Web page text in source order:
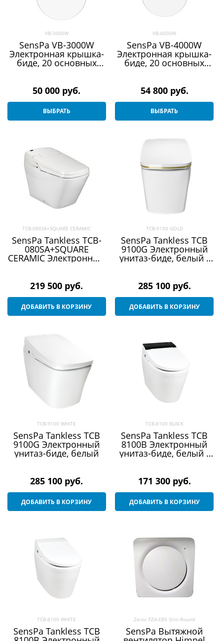
VB-3000W
SensPa VB-3000W
Электронная крышка-
биде, 20 основных
50 000 руб.
ВЫБРАТЬ
VB-4000W
SensPa VB-4000W
Электронная крышка-
биде, 20 основных
54 800 руб.
ВЫБРАТЬ
TCB-080SA+SQUARE CERAMIC
SensPa Tankless TCB-
080SA+SQUARE
CERAMIC Электронный
квадратный
219 500 руб.
ДОБАВИТЬ В КОРЗИНУ
TCB-9100 GOLD
SensPa Tankless TCB
9100G Электронный
унитаз-биде, белый /
285 100 руб.
ДОБАВИТЬ В КОРЗИНУ
TCB-9100 WHITE
SensPa Tankless TCB
9100G Электронный
унитаз-биде, белый
285 100 руб.
ДОБАВИТЬ В КОРЗИНУ
TCB-8100 BLACK
SensPa Tankless TCB
8100B Электронный
унитаз-биде, белый /
171 300 руб.
ДОБАВИТЬ В КОРЗИНУ
TCB-8100 WHITE
SensPa Tankless TCB
Zeroc FZA-C80 Slim Round
SensPa Вытяжной